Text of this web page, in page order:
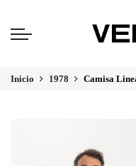
Inicio 1978 Camisa